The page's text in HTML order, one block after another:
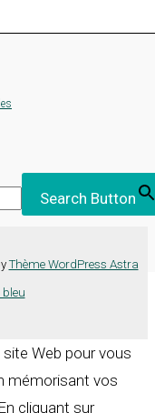
Search Button
Thème WordPress Astra
bleu
Web pour vous
mémorisant vos
cliquant sur